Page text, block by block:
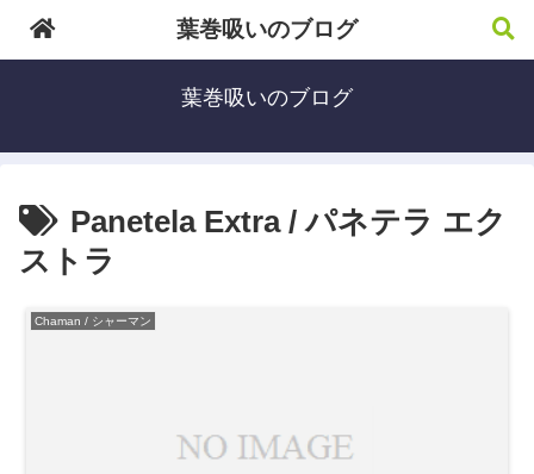
葉巻吸いのブログ
Panetela Extra / パネテラ エク
ストラ
Chaman / シャーマン
葉巻吸いのブログ